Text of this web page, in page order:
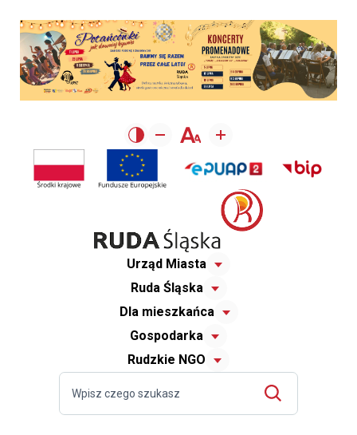
Urząd Miasta
Ruda Śląska
Dla mieszkańca
Gospodarka
Rudzkie NGO